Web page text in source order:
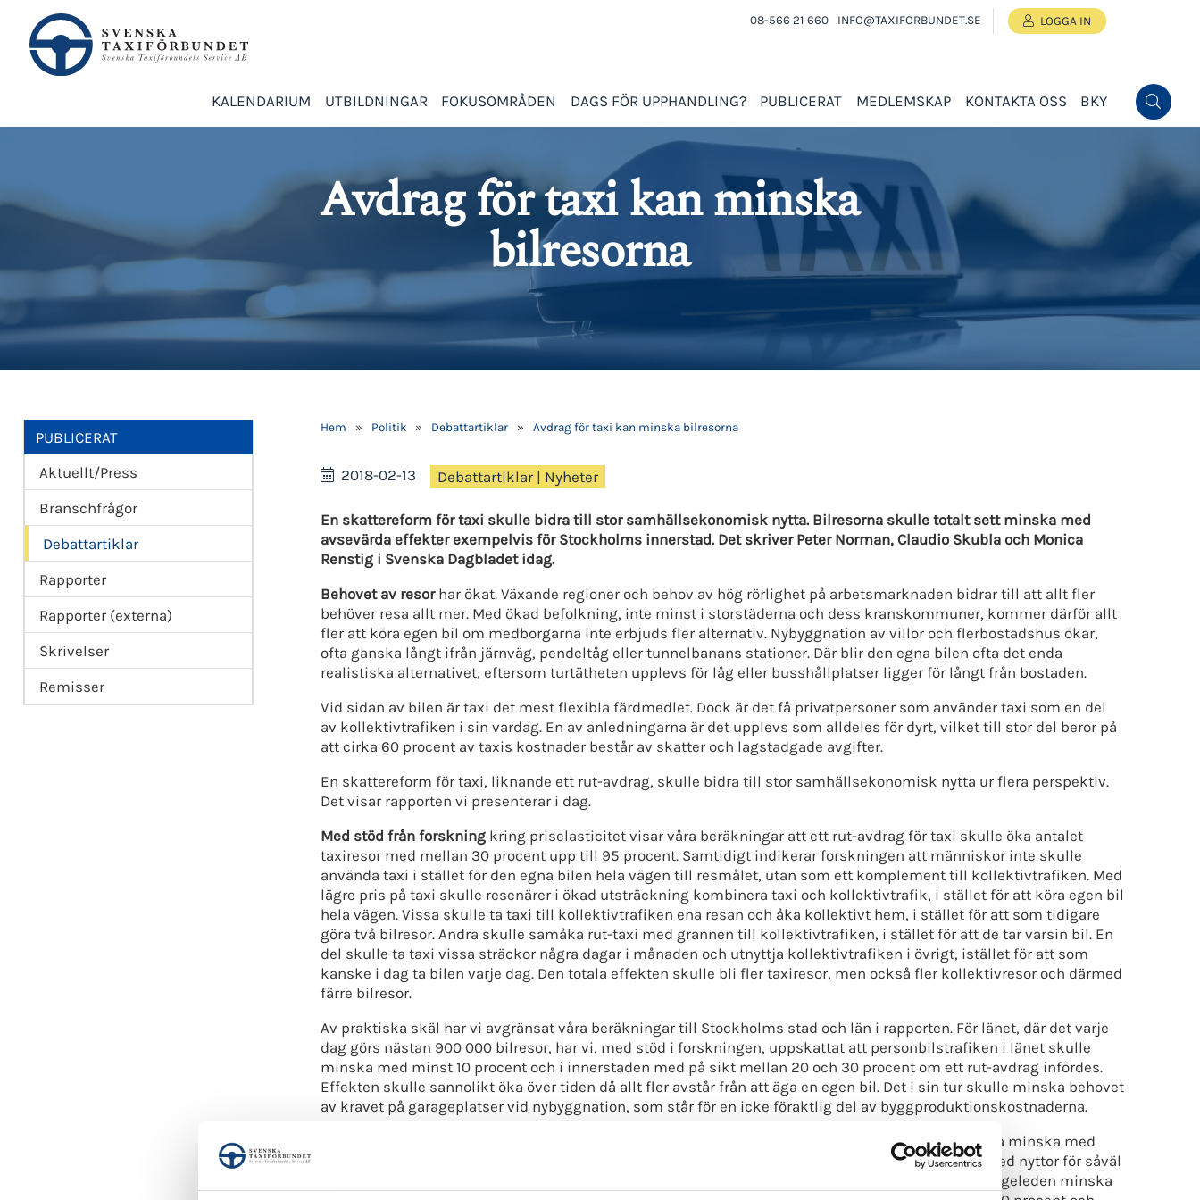
08-566 21 660 INFO@TAXIFORBUNDET.SE LOGGA IN
KALENDARIUM UTBILDNINGAR FOKUSOMRÅDEN DAGS FÖR UPPHANDLING? PUBLICERAT MEDLEMSKAP KONTAKTA OSS BKY
Avdrag för taxi kan minska
bilresorna
PUBLICERAT
Aktuellt/Press
Branschfrågor
Debattartiklar
Rapporter
Rapporter (externa)
Skrivelser
Remisser
Hem » Politik » Debattartiklar » Avdrag för taxi kan minska bilresorna
2018-02-13 Debattartiklar| Nyheter
En skattereform för taxi skulle bidra till stor samhällsekonomisk nytta. Bilresorna skulle totalt sett minska med
avsevärda effekter exempelvis för Stockholms innerstad. Det skriver Peter Norman, Claudio Skubla och Monica
Renstig i Svenska Dagbladet idag.
Behovet av resorhar ökat. Växande regioner och behov av hög rörlighet på arbetsmarknaden bidrar till att allt fler
behöver resa allt mer. Med ökad befolkning, inte minst i storstäderna och dess kranskommuner, kommer därför allt
fler att köra egen bil om medborgarna inte erbjuds fler alternativ. Nybyggnation av villor och flerbostadshus ökar,
ofta ganska långt ifrån järnväg, pendeltåg eller tunnelbanans stationer. Där blir den egna bilen ofta det enda
realistiska alternativet, eftersom turtätheten upplevs för låg eller busshållplatser ligger för långt från bostaden.
Vid sidan av bilen är taxi det mest flexibla färdmedlet. Dock är det få privatpersoner som använder taxi som en del
av kollektivtrafiken i sin vardag. En av anledningarna är det upplevs som alldeles för dyrt, vilket till stor del beror på
att cirka 60 procent av taxis kostnader består av skatter och lagstadgade avgifter.
En skattereform för taxi, liknande ett rut-avdrag, skulle bidra till stor samhällsekonomisk nytta ur flera perspektiv.
Det visar rapporten vi presenterar i dag.
Med stöd från forskningkring priselasticitet visar våra beräkningar att ett rut-avdrag för taxi skulle öka antalet
taxiresor med mellan 30 procent upp till 95 procent. Samtidigt indikerar forskningen att människor inte skulle
använda taxi i stället för den egna bilen hela vägen till resmålet, utan som ett komplement till kollektivtrafiken. Med
lägre pris på taxi skulle resenärer i ökad utsträckning kombinera taxi och kollektivtrafik, i stället för att köra egen bil
hela vägen. Vissa skulle ta taxi till kollektivtrafiken ena resan och åka kollektivt hem, i stället för att som tidigare
göra två bilresor. Andra skulle samåka rut-taxi med grannen till kollektivtrafiken, i stället för att de tar varsin bil. En
del skulle ta taxi vissa sträckor några dagar i månaden och utnyttja kollektivtrafiken i övrigt, istället för att som
kanske i dag ta bilen varje dag. Den totala effekten skulle bli fler taxiresor, men också fler kollektivresor och därmed
färre bilresor.
Av praktiska skäl har vi avgränsat våra beräkningar till Stockholms stad och län i rapporten. För länet, där det varje
dag görs nästan 900 000 bilresor, har vi, med stöd i forskningen, uppskattat att personbilstrafiken i länet skulle
minska med minst 10 procent och i innerstaden med på sikt mellan 20 och 30 procent om ett rut-avdrag infördes.
Effekten skulle sannolikt öka över tiden då allt fler avstår från att äga en egen bil. Det i sin tur skulle minska behovet
av kravet på garageplatser vid nybyggnation, som står för en icke föraktlig del av byggproduktionskostnaderna.
, som varje dag har 215 000 in- och utgående privatbilsresor, skulle dessa minska med
upp till 65 000 eller med mer än en fjärdedel. En så stor minskning skulle få avsevärda effekter, med nyttor för såväl
konsument som samhälle. De farliga ämnen som framför allt orsakas av dubbdäck skulle på Essingeleden minska